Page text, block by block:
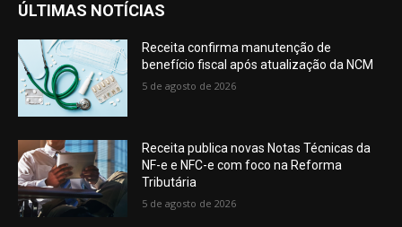
ÚLTIMAS NOTÍCIAS
Receita confirma manutenção de
benefício fiscal após atualização da NCM
5 de agosto de 2026
Receita publica novas Notas Técnicas da
NF-e e NFC-e com foco na Reforma
Tributária
5 de agosto de 2026